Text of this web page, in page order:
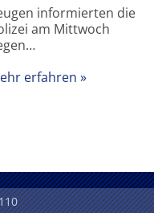
informierten die
am Mittwoch
erfahren